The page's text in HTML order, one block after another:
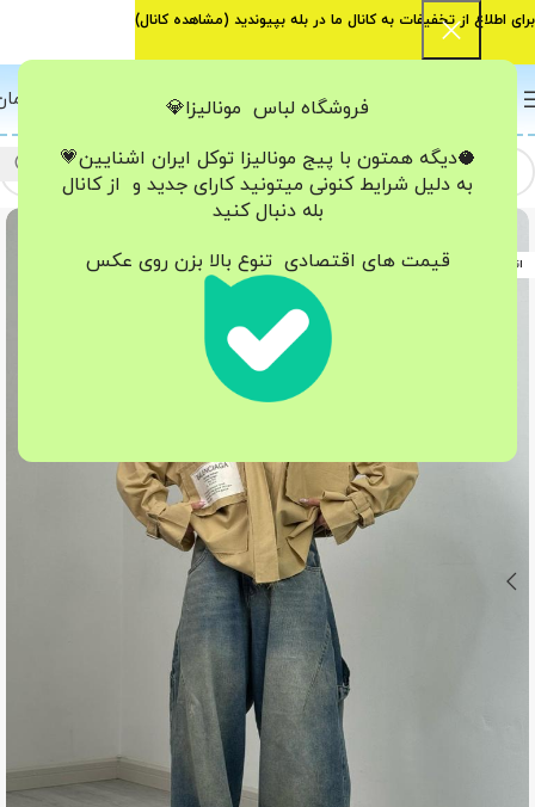
فروشگاه لباس مونالیزا💎
🥥دیگه همتون با پیج مونالیزا تو‌کل ایران اشنایین💗
به دلیل شرایط کنونی میتونید کارای جدید و از کانال
بله دنبال کنید
قیمت های اقتصادی تنوع بالا بزن روی عکس اتمام موجودی
برای اطلاع از تخفیفات به کانال ما در بله بپیوندید (مشاهده کانال)